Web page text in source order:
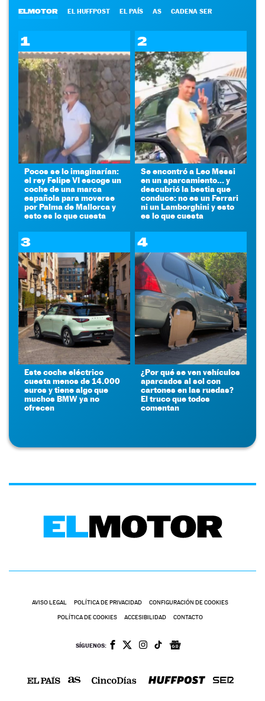
ELMOTOR EL HUFFPOST EL PAÍS AS CADENA SER
1
Pocos se lo imaginarían:
el rey Felipe VI escoge un
coche de una marca
española para moverse
por Palma de Mallorca y
esto es lo que cuesta
2
Se encontró a Leo Messi
en un aparcamiento... y
descubrió la bestia que
conduce: no es un Ferrari
ni un Lamborghini y esto
es lo que cuesta
3
Este coche eléctrico
cuesta menos de 14.000
euros y tiene algo que
muchos BMW ya no
ofrecen
4
¿Por qué se ven vehículos
aparcados al sol con
cartones en las ruedas?
El truco que todos
comentan
AVISO LEGAL POLÍTICA DE PRIVACIDAD CONFIGURACIÓN DE COOKIES
POLÍTICA DE COOKIES ACCESIBILIDAD CONTACTO
SÍGUENOS: